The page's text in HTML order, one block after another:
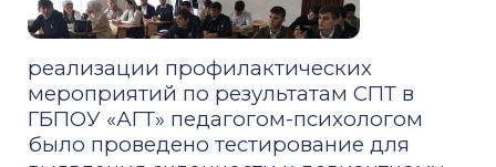
реализации профилактических
мероприятий по результатам СПТ в
ГБПОУ «АГТ» педагогом-психологом
было проведено тестирование для